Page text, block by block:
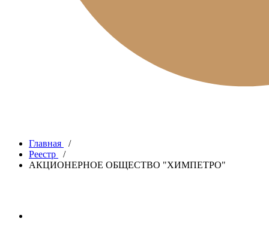
Главная
/
Реестр
/
АКЦИОНЕРНОЕ ОБЩЕСТВО "ХИМПЕТРО"